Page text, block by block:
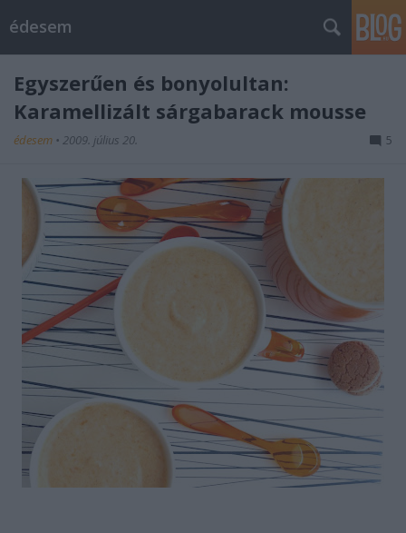
édesem
Egyszerűen és bonyolultan:
Karamellizált sárgabarack mousse
édesem • 2009. július 20. 5